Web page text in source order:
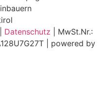
Datenschutz
| MwSt.Nr.:
| powered by